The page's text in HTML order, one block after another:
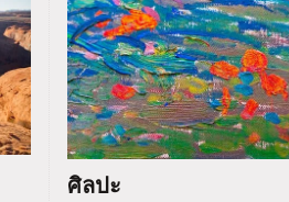
ศิลปะ